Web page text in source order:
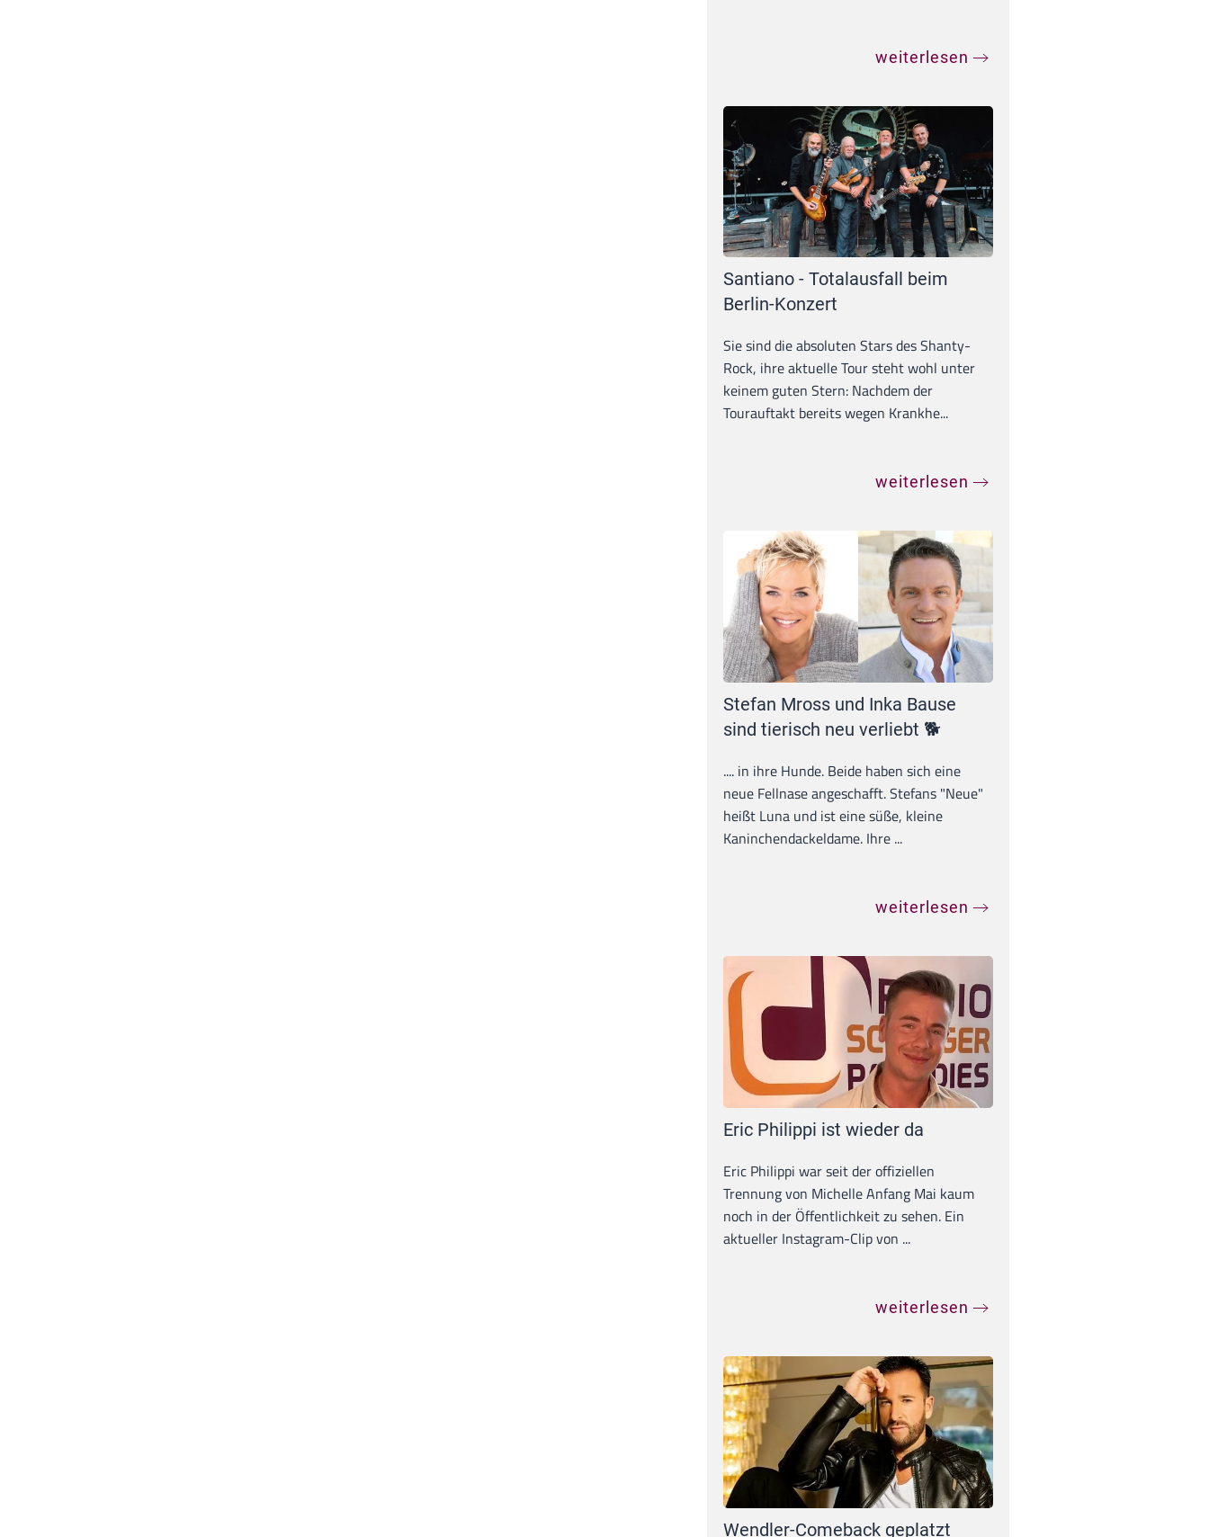
weiterlesen
Santiano - Totalausfall beim
Berlin-Konzert
Sie sind die absoluten Stars des Shanty-
Rock, ihre aktuelle Tour steht wohl unter
keinem guten Stern: Nachdem der
Tourauftakt bereits wegen Krankhe...
weiterlesen
Stefan Mross und Inka Bause
sind tierisch neu verliebt 🐕
.... in ihre Hunde. Beide haben sich eine
neue Fellnase angeschafft. Stefans "Neue"
heißt Luna und ist eine süße, kleine
Kaninchendackeldame. Ihre ...
weiterlesen
Eric Philippi ist wieder da
Eric Philippi war seit der offiziellen
Trennung von Michelle Anfang Mai kaum
noch in der Öffentlichkeit zu sehen. Ein
aktueller Instagram-Clip von ...
weiterlesen
Wendler-Comeback geplatzt